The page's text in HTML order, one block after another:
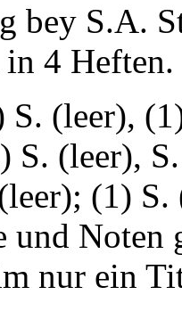
bey S.A.
4 Heften.
(leer),
S. (leer),
(1)
Noten
nur ein